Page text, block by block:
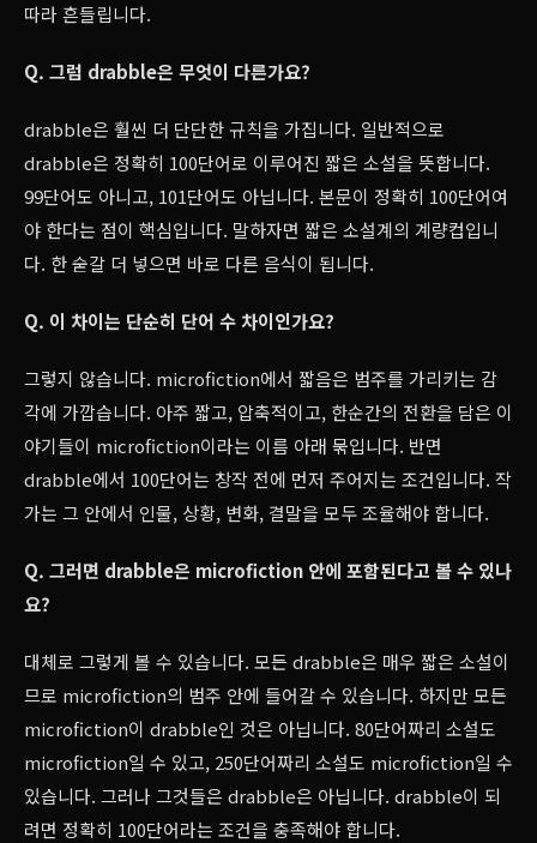
따라 흔들립니다.
Q. 그럼 drabble은 무엇이 다른가요?
drabble은 훨씬 더 단단한 규칙을 가집니다. 일반적으로
drabble은 정확히 100단어로 이루어진 짧은 소설을 뜻합니다.
99단어도 아니고, 101단어도 아닙니다. 본문이 정확히 100단어여
야 한다는 점이 핵심입니다. 말하자면 짧은 소설계의 계량컵입니
다. 한 숟갈 더 넣으면 바로 다른 음식이 됩니다.
Q. 이 차이는 단순히 단어 수 차이인가요?
그렇지 않습니다. microfiction에서 짧음은 범주를 가리키는 감
각에 가깝습니다. 아주 짧고, 압축적이고, 한순간의 전환을 담은 이
야기들이 microfiction이라는 이름 아래 묶입니다. 반면
drabble에서 100단어는 창작 전에 먼저 주어지는 조건입니다. 작
가는 그 안에서 인물, 상황, 변화, 결말을 모두 조율해야 합니다.
Q. 그러면 drabble은 microfiction 안에 포함된다고 볼 수 있나
요?
대체로 그렇게 볼 수 있습니다. 모든 drabble은 매우 짧은 소설이
므로 microfiction의 범주 안에 들어갈 수 있습니다. 하지만 모든
microfiction이 drabble인 것은 아닙니다. 80단어짜리 소설도
microfiction일 수 있고, 250단어짜리 소설도 microfiction일 수
있습니다. 그러나 그것들은 drabble은 아닙니다. drabble이 되
려면 정확히 100단어라는 조건을 충족해야 합니다.